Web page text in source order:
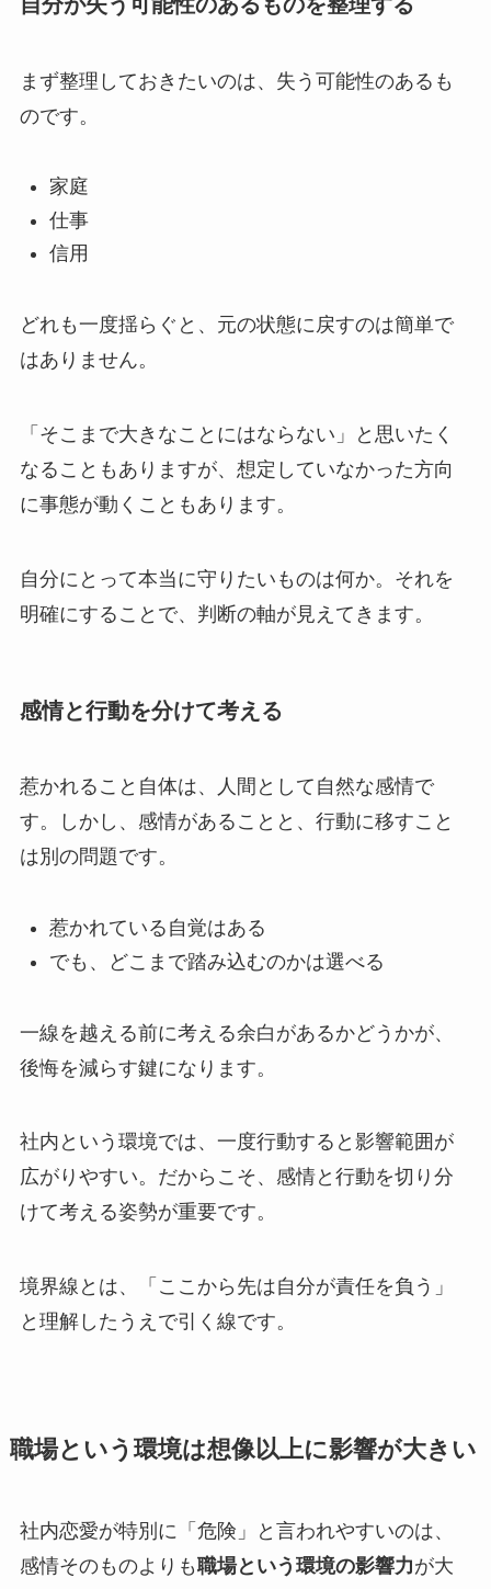
まず整理しておきたいのは、失う可能性のあるも
のです。
家庭
仕事
信用
どれも一度揺らぐと、元の状態に戻すのは簡単で
はありません。
「そこまで大きなことにはならない」と思いたく
なることもありますが、想定していなかった方向
に事態が動くこともあります。
自分にとって本当に守りたいものは何か。それを
明確にすることで、判断の軸が見えてきます。
感情と行動を分けて考える
惹かれること自体は、人間として自然な感情で
す。しかし、感情があることと、行動に移すこと
は別の問題です。
惹かれている自覚はある
でも、どこまで踏み込むのかは選べる
一線を越える前に考える余白があるかどうかが、
後悔を減らす鍵になります。
社内という環境では、一度行動すると影響範囲が
広がりやすい。だからこそ、感情と行動を切り分
けて考える姿勢が重要です。
境界線とは、「ここから先は自分が責任を負う」
と理解したうえで引く線です。
職場という環境は想像以上に影響が大きい
社内恋愛が特別に「危険」と言われやすいのは、
感情そのものよりも職場という環境の影響力が大